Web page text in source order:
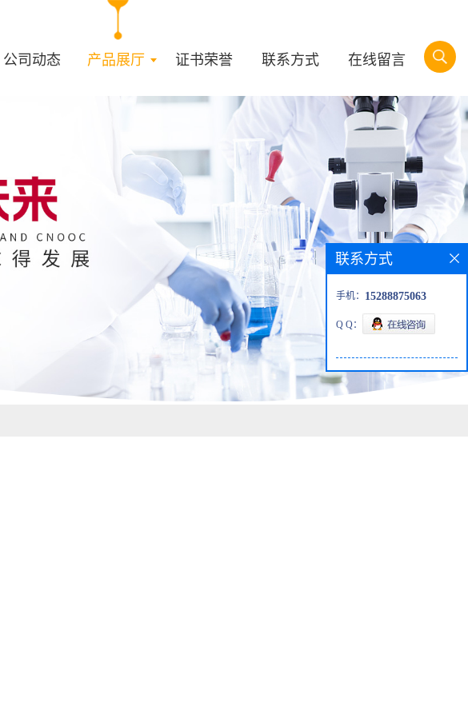
公司动态 产品展厅 证书荣誉 联系方式 在线留言
联系方式
手机： 15288875063
Q Q：